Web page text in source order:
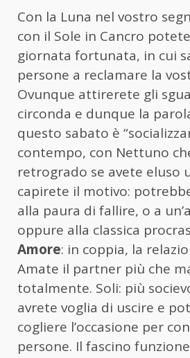
Con la Luna nel vostro
con il Sole in Cancro
giornata fortunata, in cui
persone a reclamare la
Ovunque attirerete gli
circonda e dunque la
questo sabato è
contempo, con Nettuno
retrogrado se avete eluso
capirete il motivo:
alla paura di fallire, o a
oppure alla classica
Amore: in coppia, la
Amate il partner più che
totalmente. Soli: più
avrete voglia di uscire e
cogliere l’occasione per
persone. Il fascino